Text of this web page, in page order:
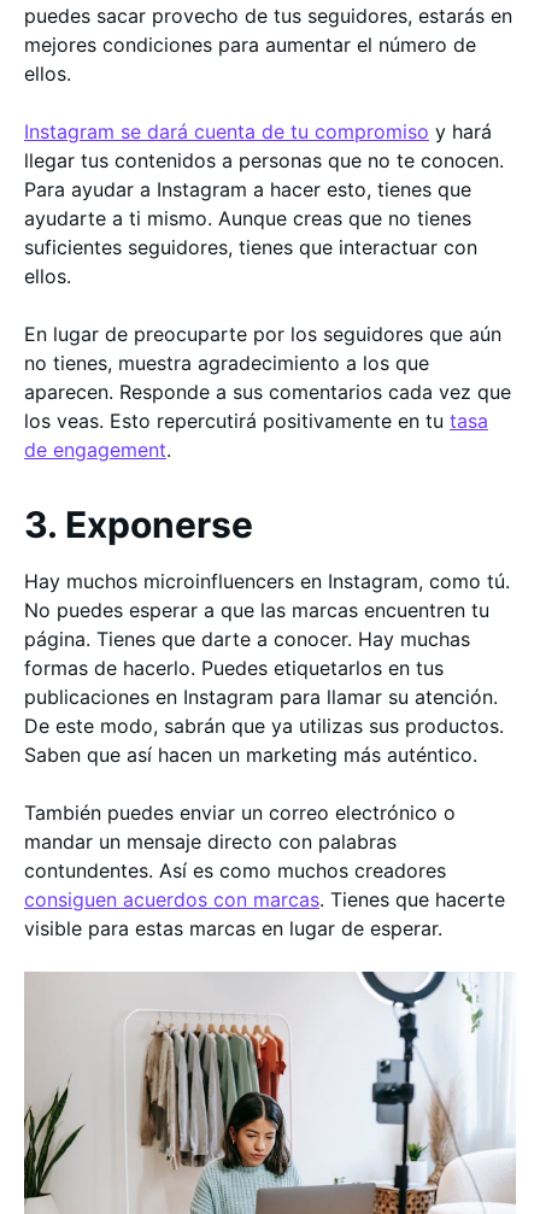
puedes sacar provecho de tus seguidores, estarás en
mejores condiciones para aumentar el número de
ellos.
Instagram se dará cuenta de tu compromiso y hará
llegar tus contenidos a personas que no te conocen.
Para ayudar a Instagram a hacer esto, tienes que
ayudarte a ti mismo. Aunque creas que no tienes
suficientes seguidores, tienes que interactuar con
ellos.
En lugar de preocuparte por los seguidores que aún
no tienes, muestra agradecimiento a los que
aparecen. Responde a sus comentarios cada vez que
los veas. Esto repercutirá positivamente en tu tasa
de engagement.
3. Exponerse
Hay muchos microinfluencers en Instagram, como tú.
No puedes esperar a que las marcas encuentren tu
página. Tienes que darte a conocer. Hay muchas
formas de hacerlo. Puedes etiquetarlos en tus
publicaciones en Instagram para llamar su atención.
De este modo, sabrán que ya utilizas sus productos.
Saben que así hacen un marketing más auténtico.
También puedes enviar un correo electrónico o
mandar un mensaje directo con palabras
contundentes. Así es como muchos creadores
consiguen acuerdos con marcas. Tienes que hacerte
visible para estas marcas en lugar de esperar.